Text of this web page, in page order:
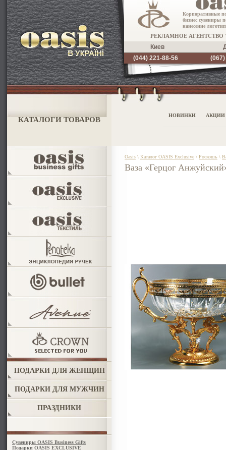
Корпоративные
бизнес сувениры
нанесение
РЕКЛАМНОЕ АГЕНТСТВО
Киев
(044) 221-88-56
КАТАЛОГИ ТОВАРОВ
НОВИНКИ АКЦИИ
ПОДАРКИ ДЛЯ ЖЕНЩИН
ПОДАРКИ ДЛЯ МУЖЧИН
ПРАЗДНИКИ
Сувениры OASIS Business Gifts
Подарки OASIS EXCLUSIVE
Oasis \ Каталог OASIS Exclusive \ Роскошь \
Ваза «Герцог